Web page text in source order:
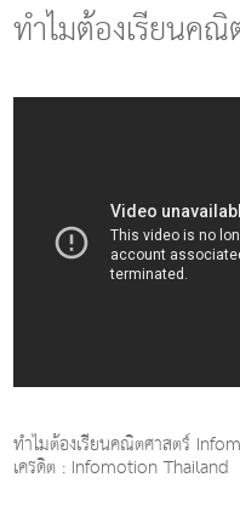
ทำไมต้องเรียนค
ทำไมต้องเรียนคณิตศาสตร์
เครดิต : Infomotion Thailand